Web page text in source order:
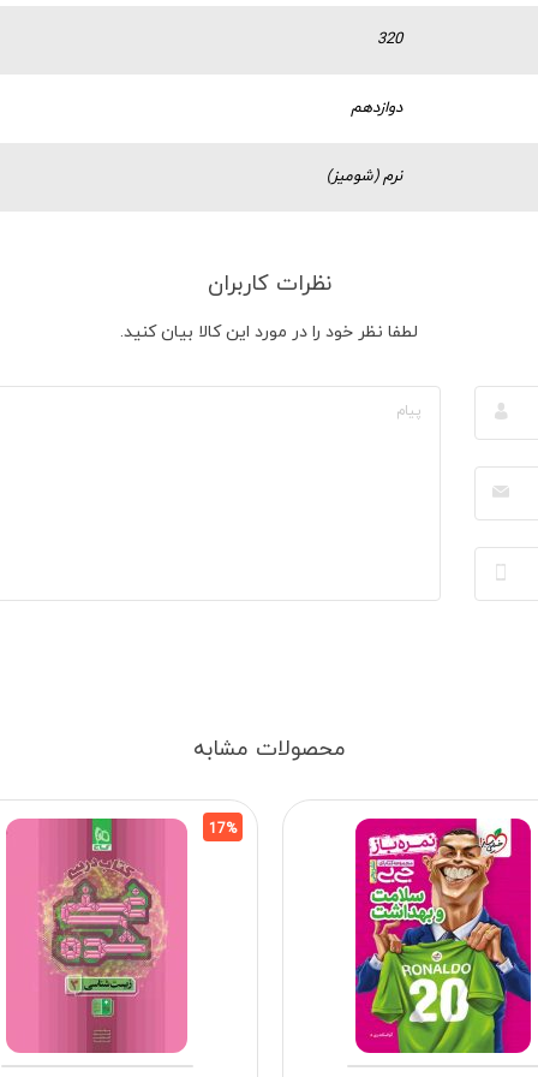
320
دوازدهم
نرم (شومیز)
نظرات کاربران
لطفا نظر خود را در مورد این کالا بیان کنید.
محصولات مشابه
17%